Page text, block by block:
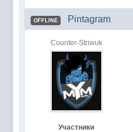
OFFLINE Pintagram
Counter-Striwuk
Участники